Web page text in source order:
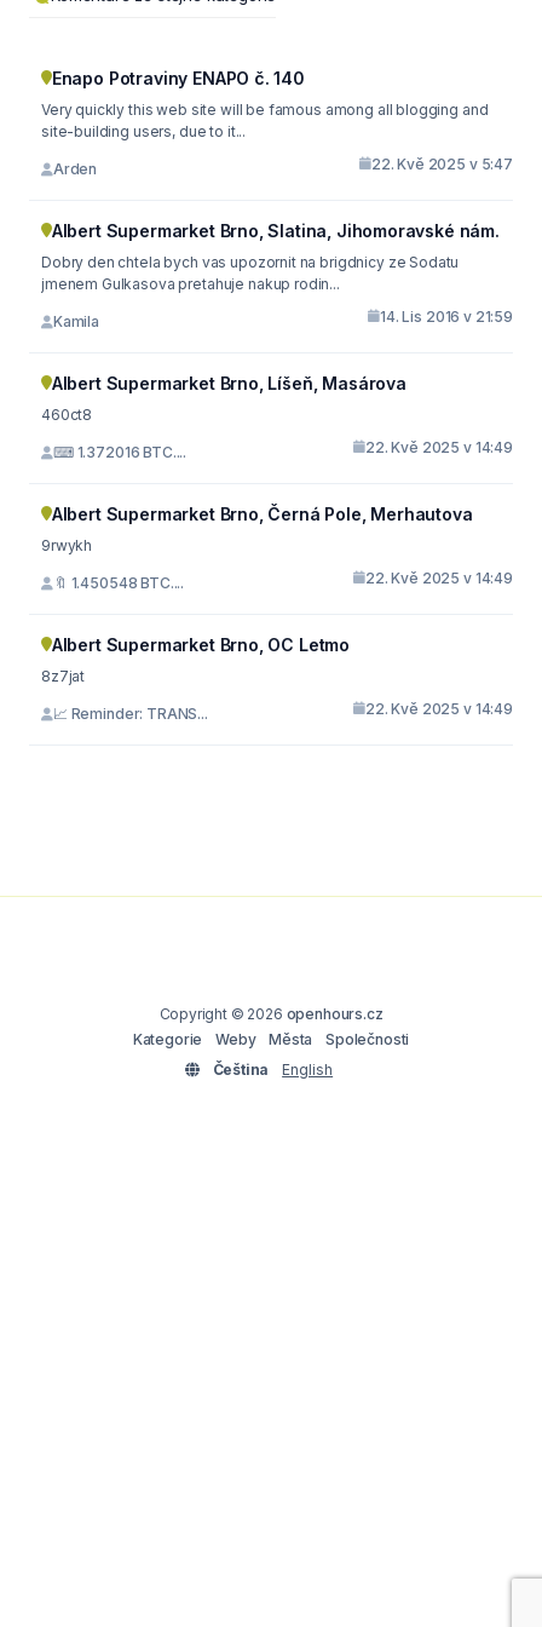
Enapo Potraviny ENAPO č. 140
Very quickly this web site will be famous among all blogging and
site-building users, due to it...
Arden 22. Kvě 2025 v 5:47
Albert Supermarket Brno, Slatina, Jihomoravské nám.
Dobry den chtela bych vas upozornit na brigdnicy ze Sodatu
jmenem Gulkasova pretahuje nakup rodin...
Kamila 14. Lis 2016 v 21:59
Albert Supermarket Brno, Líšeň, Masárova
460ct8
⌨ 1.372016 BTC.... 22. Kvě 2025 v 14:49
Albert Supermarket Brno, Černá Pole, Merhautova
9rwykh
🔖 1.450548 BTC.... 22. Kvě 2025 v 14:49
Albert Supermarket Brno, OC Letmo
8z7jat
📈 Reminder: TRANS... 22. Kvě 2025 v 14:49
Copyright © 2026 openhours.cz
Kategorie
Weby Města
Společnosti
Čeština
English